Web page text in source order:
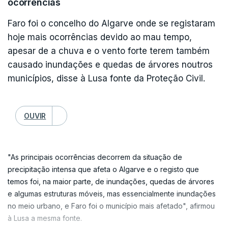
ocorrências
Faro foi o concelho do Algarve onde se registaram
hoje mais ocorrências devido ao mau tempo,
apesar de a chuva e o vento forte terem também
causado inundações e quedas de árvores noutros
municípios, disse à Lusa fonte da Proteção Civil.
OUVIR
"As principais ocorrências decorrem da situação de
precipitação intensa que afeta o Algarve e o registo que
temos foi, na maior parte, de inundações, quedas de árvores
e algumas estruturas móveis, mas essencialmente inundações
no meio urbano, e Faro foi o município mais afetado", afirmou
à Lusa a mesma fonte.